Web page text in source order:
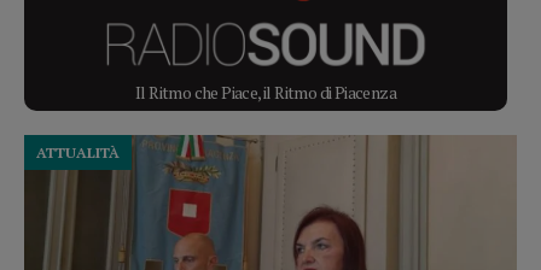
Il Ritmo che Piace, il Ritmo di Piacenza
ATTUALITÀ